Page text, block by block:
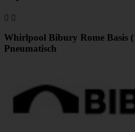
 
Whirlpool Bibury Rome Basis
Pneumatisch